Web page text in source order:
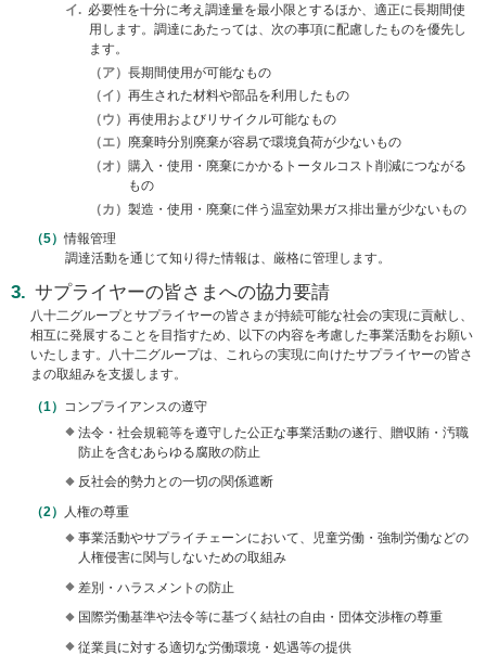
ま
イ
必要性を十分に考え調達量を最小限とするほか、適正に長期間使
用します。調達にあたっては、次の事項に配慮したものを優先し
ます。
ア
長期間使用が可能なもの
イ
再生された材料や部品を利用したもの
ウ
再使用およびリサイクル可能なもの
エ
廃棄時分別廃棄が容易で環境負荷が少ないもの
オ
購入・使用・廃棄にかかるトータルコスト削減につながる
もの
カ
製造・使用・廃棄に伴う温室効果ガス排出量が少ないもの
情報管理
調達活動を通じて知り得た情報は、厳格に管理します。
サプライヤーの皆さまへの協力要請
八十二グループとサプライヤーの皆さまが持続可能な社会の実現に貢献し、
相互に発展することを目指すため、以下の内容を考慮した事業活動をお願い
いたします。八十二グループは、これらの実現に向けたサプライヤーの皆さ
まの取組みを支援します。
コンプライアンスの遵守
法令・社会規範等を遵守した公正な事業活動の遂行、贈収賄・汚職
防止を含むあらゆる腐敗の防止
反社会的勢力との一切の関係遮断
人権の尊重
事業活動やサプライチェーンにおいて、児童労働・強制労働などの
人権侵害に関与しないための取組み
差別・ハラスメントの防止
国際労働基準や法令等に基づく結社の自由・団体交渉権の尊重
従業員に対する適切な労働環境・処遇等の提供